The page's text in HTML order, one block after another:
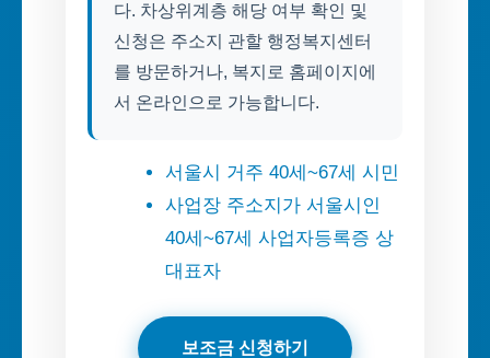
다. 차상위계층 해당 여부 확인 및
신청은 주소지 관할 행정복지센터
를 방문하거나, 복지로 홈페이지에
서 온라인으로 가능합니다.
서울시 거주 40세~67세 시민
사업장 주소지가 서울시인
40세~67세 사업자등록증 상
대표자
보조금 신청하기